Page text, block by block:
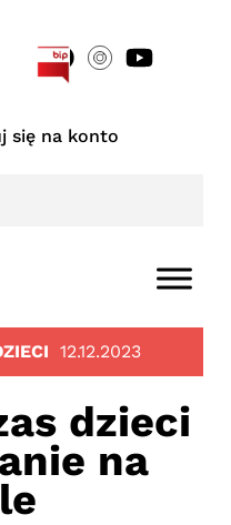
się na konto
12.12.2023
dzieci
na